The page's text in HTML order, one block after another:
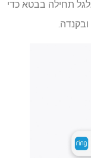
תחילה בבטא כדי
ובקנדה.